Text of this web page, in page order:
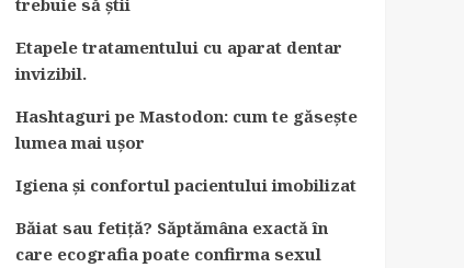
trebuie să știi
Etapele tratamentului cu aparat dentar
invizibil.
Hashtaguri pe Mastodon: cum te găsește
lumea mai ușor
Igiena și confortul pacientului imobilizat
Băiat sau fetiță? Săptămâna exactă în
care ecografia poate confirma sexul